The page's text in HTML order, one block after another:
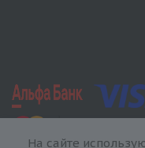
На сайте